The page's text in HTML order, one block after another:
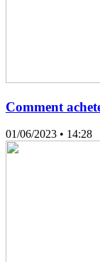
Comment
01/06/2023 • 14:28